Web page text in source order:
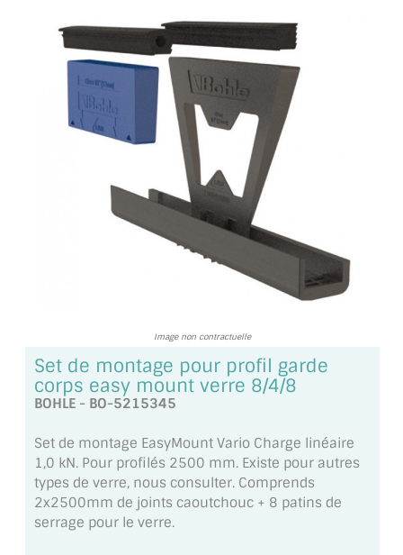
DEMANDE DE DEVIS
SUIVI DE DEVIS
SUIVI DE COMMANDE
TOUS LES TARIFS AU M2
GUIDE : CHOIX PAR UTILISATION
INSPIRATIONS ET NOUVEAUTÉS
MIROIR SUR MESURE
MIROIR VIEILLI
MIROIR DÉCORATIF DE COULEUR
LOTS DE MIROIRS EN MOZAÏQUE
MIROIR POUR PORTE
Image non contractuelle
Set de montage pour profil garde
corps easy mount verre 8/4/8
BOHLE - BO-5215345
Set de montage EasyMount Vario Charge linéaire
1,0 kN. Pour profilés 2500 mm. Existe pour autres
types de verre, nous consulter. Comprends
2x2500mm de joints caoutchouc + 8 patins de
serrage pour le verre.